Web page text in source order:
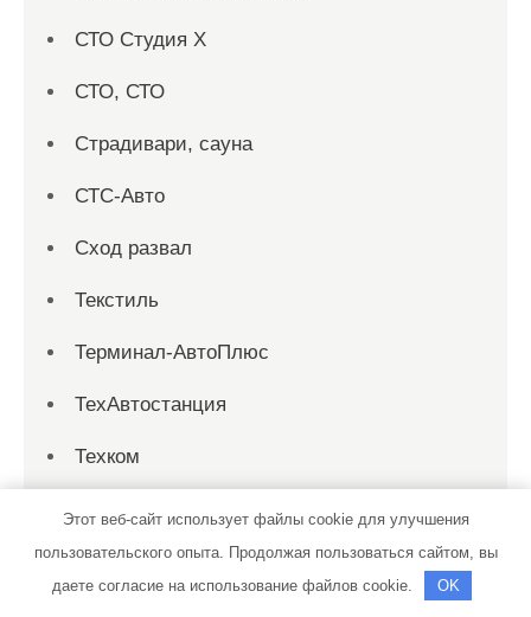
СТО Студия Х
СТО, СТО
Страдивари, сауна
СТС-Авто
Сход развал
Текстиль
Терминал-АвтоПлюс
ТехАвтостанция
Техком
Техосмотр
Тихая заводь, сауна
Этот веб-сайт использует файлы cookie для улучшения
пользовательского опыта. Продолжая пользоваться сайтом, вы
даете согласие на использование файлов cookie.
OK